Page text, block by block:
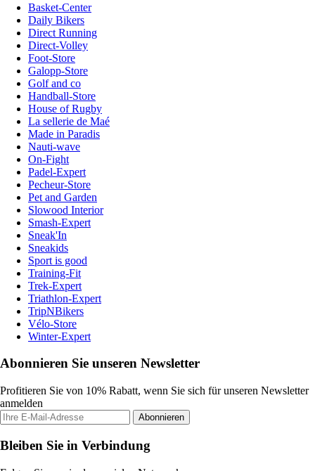
Basket-Center
Daily Bikers
Direct Running
Direct-Volley
Foot-Store
Galopp-Store
Golf and co
Handball-Store
House of Rugby
La sellerie de Maé
Made in Paradis
Nauti-wave
On-Fight
Padel-Expert
Pecheur-Store
Pet and Garden
Slowood Interior
Smash-Expert
Sneak'In
Sneakids
Sport is good
Training-Fit
Trek-Expert
Triathlon-Expert
TripNBikers
Vélo-Store
Winter-Expert
Abonnieren Sie unseren Newsletter
Profitieren Sie von 10% Rabatt, wenn Sie sich für unseren Newsletter
anmelden
Abonnieren
Bleiben Sie in Verbindung